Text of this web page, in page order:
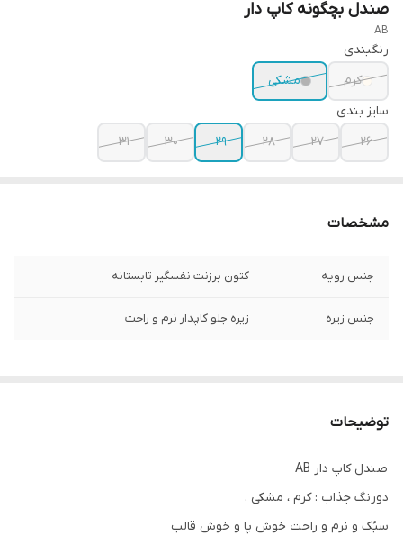
صندل بچگونه کاپ دار
AB
رنگبندی
کرم
مشکی
سایز بندی
26
27
28
29
30
31
مشخصات
جنس رویه کتون برزنت نفسگیر تابستانه
جنس زیره زیره جلو کاپدار نرم و راحت
توضیحات
صندل کاپ دار AB
دورنگ جذاب : کرم ، مشکی .
سبُک و نرم و راحت خوش پا و خوش قالب